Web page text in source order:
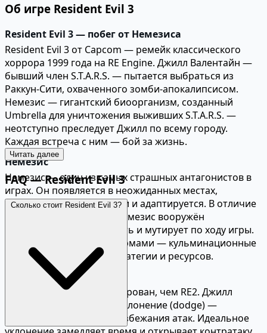
Об игре Resident Evil 3
Resident Evil 3 — побег от Немезиса
Resident Evil 3 от Capcom — ремейк классического
хоррора 1999 года на RE Engine. Джилл Валентайн —
бывший член S.T.A.R.S. — пытается выбраться из
Раккун-Сити, охваченного зомби-апокалипсисом.
Немезис — гигантский биоорганизм, созданный
Umbrella для уничтожения выживших S.T.A.R.S. —
неотступно преследует Джилл по всему городу.
Каждая встреча с ним — бой за жизнь.
Немезис
Немезис — один из самых страшных антагонистов в
играх. Он появляется в неожиданных местах,
преследует через локации и адаптируется. В отличие
от Мистера Икс из RE2, Немезис вооружён
ракетницей, умеет прыгать и мутирует по ходу игры.
Боссы-сражения с его формами — кульминационные
моменты, требующие стратегии и ресурсов.
Геймплей
RE3 более экшен-ориентирован, чем RE2. Джилл
быстрее и агрессивнее: уклонение (dodge) —
ключевая механика для избежания атак. Идеальное
Читать далее
FAQ — Resident Evil 3
Сколько стоит Resident Evil 3?